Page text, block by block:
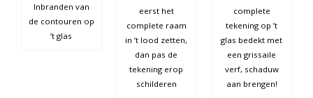
Inbranden van
de contouren op
’t glas
eerst het
complete raam
in ’t lood zetten,
dan pas de
tekening erop
schilderen
complete
tekening op ’t
glas bedekt met
een grissaile
verf, schaduw
aan brengen!